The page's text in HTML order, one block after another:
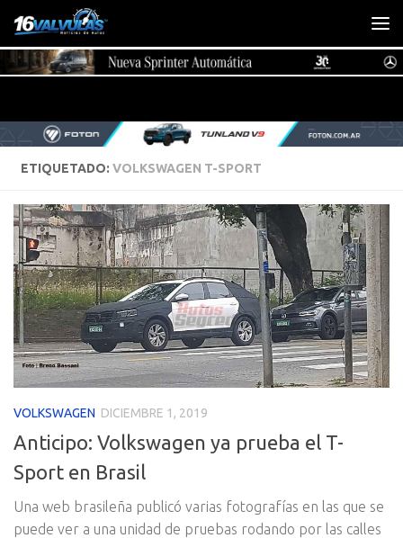
Saltar al contenido
ETIQUETADO: VOLKSWAGEN T-SPORT
VOLKSWAGEN DICIEMBRE 1, 2019
Anticipo: Volkswagen ya prueba el T-
Sport en Brasil
Una web brasileña publicó varias fotografías en las que se
puede ver a una unidad de pruebas rodando por las calles